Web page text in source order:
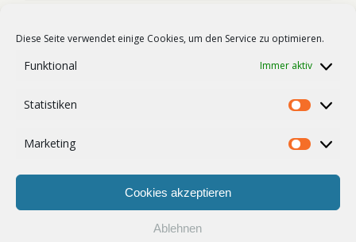
Diese Seite verwendet einige Cookies, um den Service zu optimieren.
Funktional Immer aktiv
Statistiken
Marketing
Cookies akzeptieren
Ablehnen
meinen nächsten Kommentar speichern.
Zum Seitenanfang